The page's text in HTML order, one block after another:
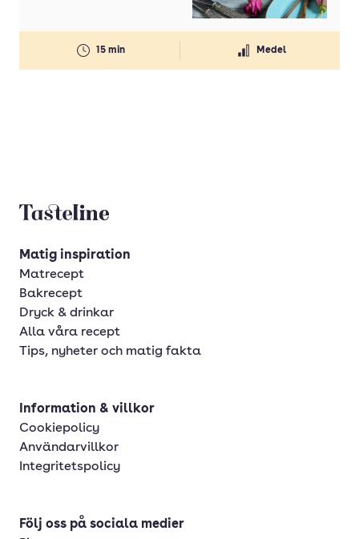
15 min Medel
Tasteline startsida
Matig inspiration
Matrecept
Bakrecept
Dryck & drinkar
Alla våra recept
Tips, nyheter och matig fakta
Information & villkor
Cookiepolicy
Användarvillkor
Integritetspolicy
Följ oss på sociala medier